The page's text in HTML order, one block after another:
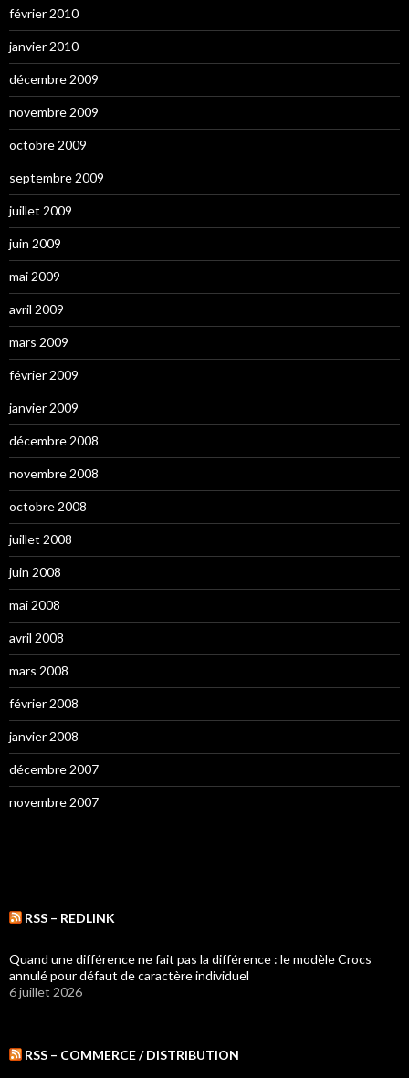
février 2010
janvier 2010
décembre 2009
novembre 2009
octobre 2009
septembre 2009
juillet 2009
juin 2009
mai 2009
avril 2009
mars 2009
février 2009
janvier 2009
décembre 2008
novembre 2008
octobre 2008
juillet 2008
juin 2008
mai 2008
avril 2008
mars 2008
février 2008
janvier 2008
décembre 2007
novembre 2007
RSS – REDLINK
Quand une différence ne fait pas la différence : le modèle Crocs
annulé pour défaut de caractère individuel
6 juillet 2026
RSS – COMMERCE / DISTRIBUTION